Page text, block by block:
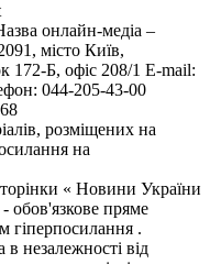
онлайн-медіа –
місто Київ,
Б, офіс 208/1 E-mail:
044-205-43-00
розміщених на
на
« Новини України
- обов'язкове пряме
гіперпосилання .
незалежності від